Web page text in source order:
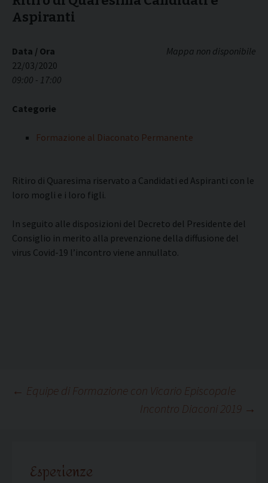
Aspiranti
Mappa non disponibile
Data / Ora
22/03/2020
09:00 - 17:00
Categorie
Formazione al Diaconato Permanente
Ritiro di Quaresima riservato a Candidati ed Aspiranti con le
loro mogli e i loro figli.
In seguito alle disposizioni del Decreto del Presidente del
Consiglio in merito alla prevenzione della diffusione del
virus Covid-19 l’incontro viene annullato.
Navigazione
← Equipe di Formazione con Vicario Episcopale
Incontro Diaconi 2019 →
Esperienze